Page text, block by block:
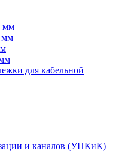
мм
мм
для кабельной
и каналов (УПКиК)